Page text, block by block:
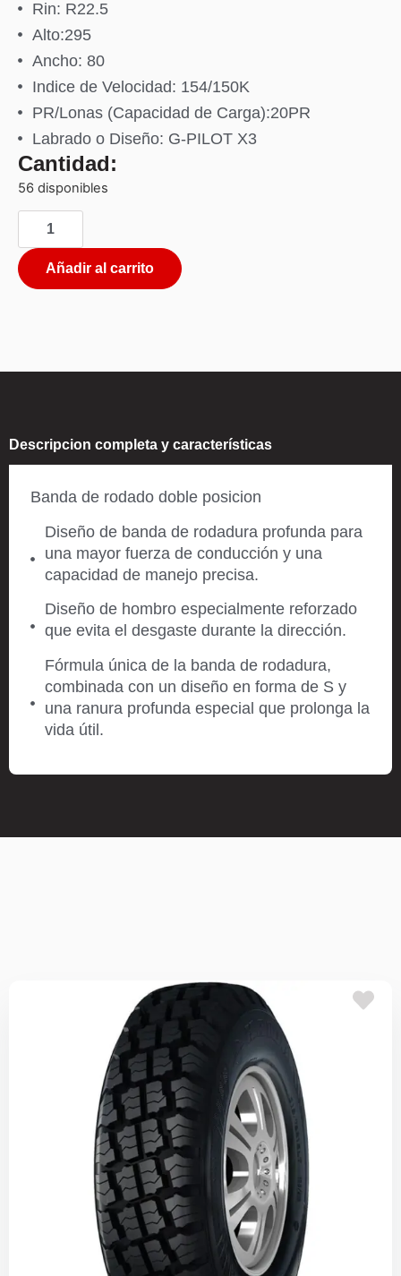
Rin: R22.5
Alto:295
Ancho: 80
Indice de Velocidad: 154/150K
PR/Lonas (Capacidad de Carga):20PR
Labrado o Diseño: G-PILOT X3
Cantidad:
56 disponibles
Añadir al carrito
Descripcion completa y características
Banda de rodado doble posicion
Diseño de banda de rodadura profunda para
una mayor fuerza de conducción y una
capacidad de manejo precisa.
Diseño de hombro especialmente reforzado
que evita el desgaste durante la dirección.
Fórmula única de la banda de rodadura,
combinada con un diseño en forma de S y
una ranura profunda especial que prolonga la
vida útil.